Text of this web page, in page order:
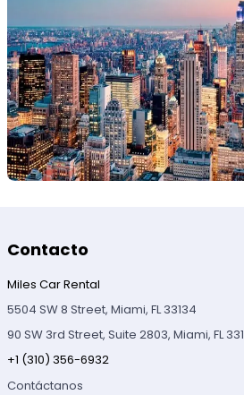
Contacto
Miles Car Rental
5504 SW 8 Street, Miami, FL 33134
90 SW 3rd Street, Suite 2803, Miami, FL
+1 (310) 356-6932
Contáctanos